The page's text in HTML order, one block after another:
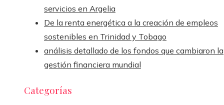
servicios en Argelia
De la renta energética a la creación de empleos
sostenibles en Trinidad y Tobago
análisis detallado de los fondos que cambiaron la
gestión financiera mundial
Categorías